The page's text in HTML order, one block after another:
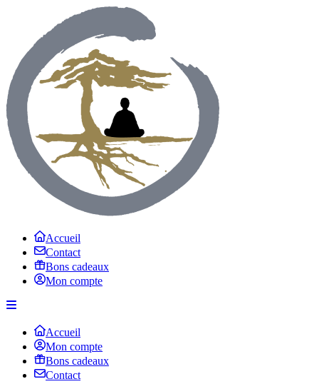
Accueil
Contact
Bons cadeaux
Mon compte
Accueil
Mon compte
Bons cadeaux
Contact